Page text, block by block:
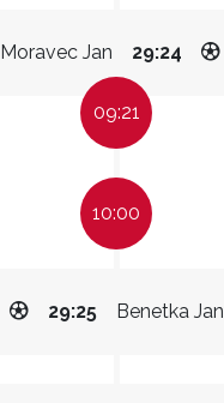
Moravec Jan 29:24
09:21
10:00
Benetka Jan
29:25